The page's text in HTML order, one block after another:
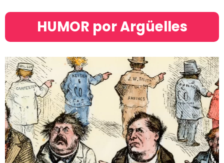
HUMOR por Argüelles​